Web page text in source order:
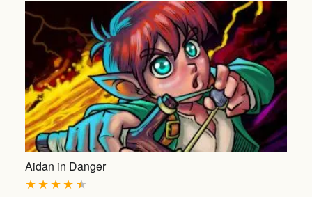
Aidan in Danger
★
★
★
★
★